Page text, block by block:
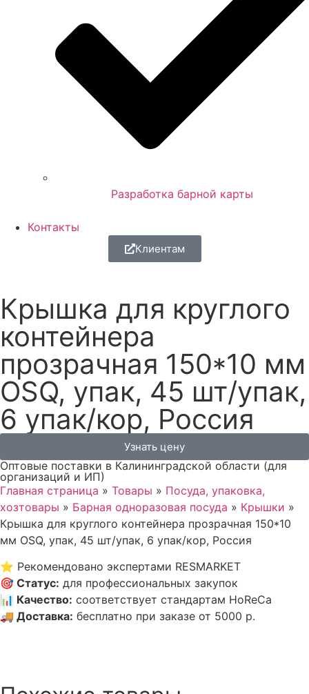
Разработка барной карты
Контакты
Клиентам
Крышка для круглого
контейнера
прозрачная 150*10 мм
OSQ, упак, 45 шт/упак,
6 упак/кор, Россия
Узнать цену
Оптовые поставки в Калининградской области (для
организаций и ИП)
Главная страница » Товары » Посуда, упаковка,
хозтовары » Барная одноразовая посуда » Крышки »
Крышка для круглого контейнера прозрачная 150*10
мм OSQ, упак, 45 шт/упак, 6 упак/кор, Россия
⭐ Рекомендовано экспертами RESMARKET
🎯 Статус: для профессиональных закупок
📊 Качество: соответствует стандартам HoReCa
🚚 Доставка: бесплатно при заказе от 5000 р.